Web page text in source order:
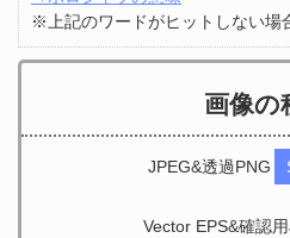
※上記のワードがヒットしない場
画像の
JPEG&透過PNG
Vector EPS&確認